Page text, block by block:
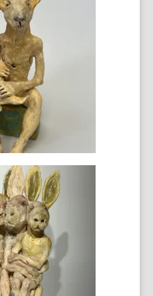
26 X 25 cm
l'éléphant bleu
38 X 30 cm